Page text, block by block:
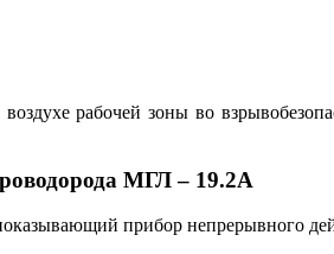
рабочей зоны во
МГЛ – 19.2А
прибор непрерывного